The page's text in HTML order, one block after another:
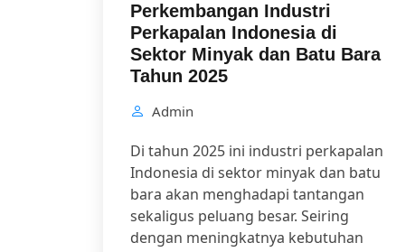
Perkembangan Industri
Perkapalan Indonesia di
Sektor Minyak dan Batu Bara
Tahun 2025
Admin
Di tahun 2025 ini industri perkapalan
Indonesia di sektor minyak dan batu
bara akan menghadapi tantangan
sekaligus peluang besar. Seiring
dengan meningkatnya kebutuhan